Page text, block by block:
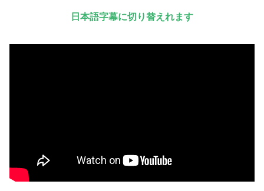
日本語字幕に切り替えれます